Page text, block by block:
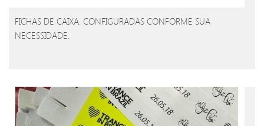
FICHAS DE CAIXA. CONFIGURADAS CONFORME SUA
NECESSIDADE.